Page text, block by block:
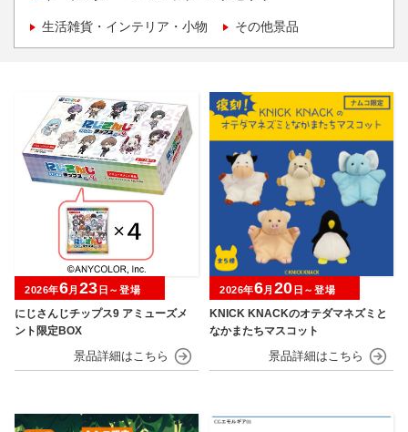
生活雑貨・インテリア・小物 その他景品
にじさんじチップス9 アミューズメ
ント限定BOX
2026年6月 23 日～登場
KNICK KNACKのオテダマネズミと
なかまたちマスコット
2026年6月 20 日～登場